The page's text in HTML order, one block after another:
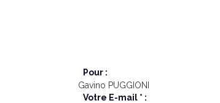
Pour :
Gavino PUGGIONI
Votre E-mail * :